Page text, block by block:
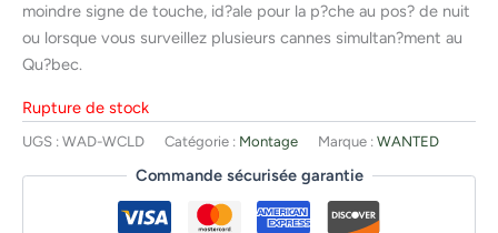
moindre signe de touche, id?ale pour la p?che au pos? de nuit
ou lorsque vous surveillez plusieurs cannes simultan?ment au
Qu?bec.
Rupture de stock
UGS : WAD-WCLD Catégorie : Montage Marque : WANTED
Commande sécurisée garantie